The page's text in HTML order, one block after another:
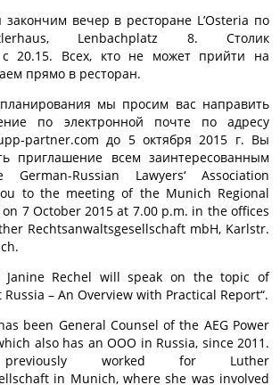
вечер в ресторане L’Osteria по
Lenbachplatz 8. Столик
с 20.15. Всех, кто не может прийти на
прямо в ресторан.
мы просим вас направить
по электронной почте по адресу
partner.com до 5 октября 2015 г. Вы
приглашение всем заинтересованным
German-Russian Lawyers‘ Association
to the meeting of the Munich Regional
on 7 October 2015 at 7.00 p.m. in the offices
Rechtsanwaltsgesellschaft mbH, Karlstr.
Rechel will speak on the topic of
– An Overview with Practical Report“.
been General Counsel of the AEG Power
also has an OOO in Russia, since 2011.
worked for Luther
in Munich, where she was involved